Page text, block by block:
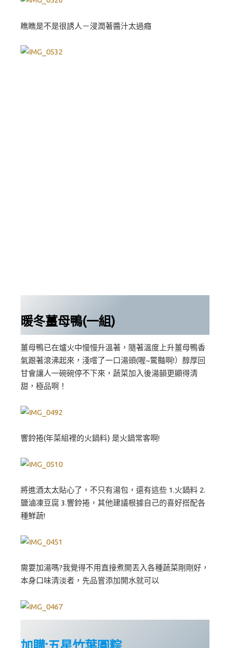
瞧瞧是不是很誘人－浸潤著醬汁太過癮
暖冬薑母鴨(一組)
薑母鴨已在爐火中慢慢升溫著，隨著溫度上升薑母鴨香
氣跟著滾沸起來，淺嚐了一口湯頭(喔~驚豔啊!）醇厚回
甘會讓人一碗碗停不下來，蔬菜加入後湯韻更顯得清
甜，極品啊！
響鈴捲(年菜組裡的火鍋料) 是火鍋常客啊!
將進酒太太貼心了，不只有湯包，還有這些 1.火鍋料 2.
鹽滷凍豆腐 3.響鈴捲，其他建議根據自己的喜好搭配各
種鮮蔬!
需要加湯嗎?我覺得不用直接煮開丟入各種蔬菜剛剛好，
本身口味清淡者，先品嘗添加開水就可以